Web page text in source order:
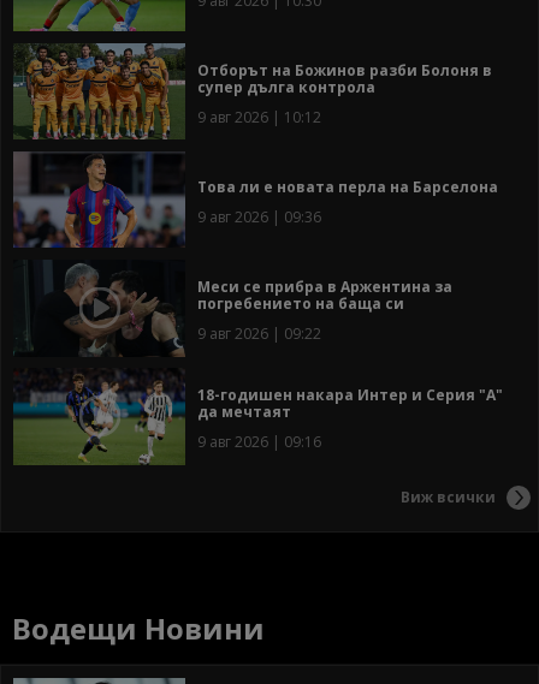
Отборът на Божинов разби Болоня в
супер дълга контрола
9 авг 2026 | 10:12
Това ли е новата перла на Барселона
9 авг 2026 | 09:36
Меси се прибра в Аржентина за
погребението на баща си
9 авг 2026 | 09:22
18-годишен накара Интер и Серия "А"
да мечтаят
9 авг 2026 | 09:16
Виж всички
Водещи Новини